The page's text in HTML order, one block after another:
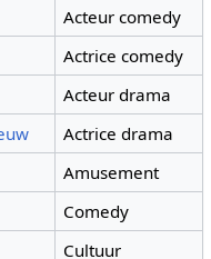
Acteur comedy
Actrice comedy
Acteur drama
Actrice drama
Amusement
Comedy
Cultuur